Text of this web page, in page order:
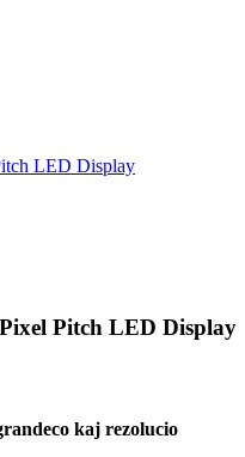
LED Display
Pitch LED Display
kaj rezolucio